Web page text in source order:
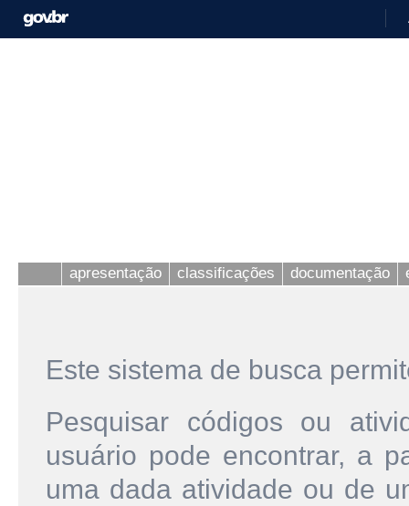
apresentação classificações documentação
Este sistema de busca
Pesquisar códigos ou
usuário pode encontrar, a
uma dada atividade ou de